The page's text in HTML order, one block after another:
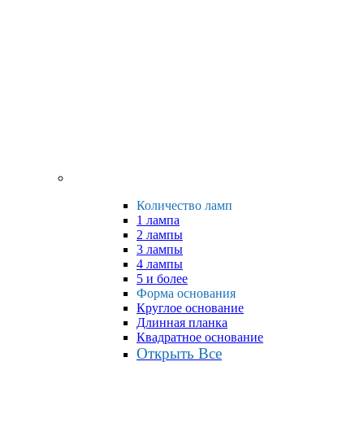
Количество ламп
1 лампа
2 лампы
3 лампы
4 лампы
5 и более
Форма основания
Круглое основание
Длинная планка
Квадратное основание
Открыть Все